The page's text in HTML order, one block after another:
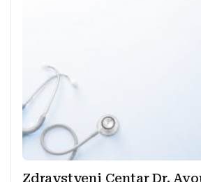
Zdravstveni Centar Dr.